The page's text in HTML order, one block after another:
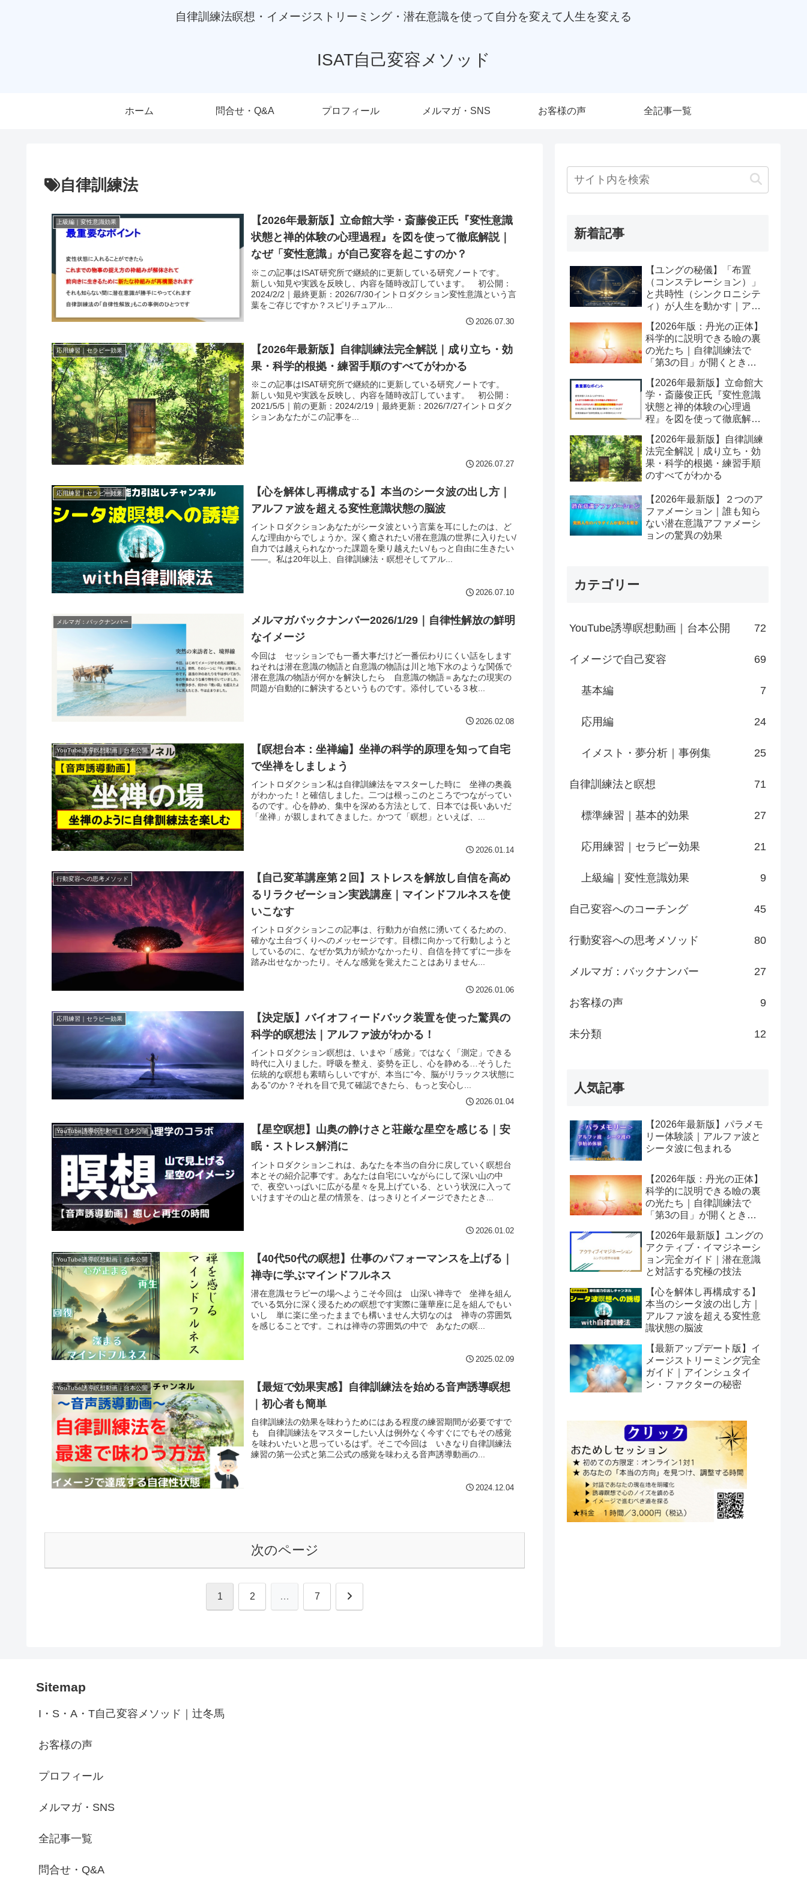
自律訓練法瞑想・イメージストリーミング・潜在意識を使って自分を変えて人生を変える
ISAT自己変容メソッド
ホーム 問合せ・Q&A プロフィール メルマガ・SNS お客様の声 全記事一覧
自律訓練法
上級編｜変性意識効果
【2026年最新版】立命館大学・斎藤俊正氏『変性意識
状態と禅的体験の心理過程』を図を使って徹底解説｜
なぜ「変性意識」が自己変容を起こすのか？
※この記事はISAT研究所で継続的に更新している研究ノートです。
新しい知見や実践を反映し、内容を随時改訂しています。 初公開：
2024/2/2｜最終更新：2026/7/30イントロダクション変性意識という言
葉をご存じですか？スピリチュアル...
2026.07.30
応用練習｜セラピー効果
【2026年最新版】自律訓練法完全解説｜成り立ち・効
果・科学的根拠・練習手順のすべてがわかる
※この記事はISAT研究所で継続的に更新している研究ノートです。
新しい知見や実践を反映し、内容を随時改訂しています。 初公開：
2021/5/5｜前の更新：2024/2/19｜最終更新：2026/7/27イントロダク
ションあなたがこの記事を...
2026.07.27
応用練習｜セラピー効果
【心を解体し再構成する】本当のシータ波の出し方｜
アルファ波を超える変性意識状態の脳波
イントロダクションあなたがシータ波という言葉を耳にしたのは、ど
んな理由からでしょうか。深く癒されたい/潜在意識の世界に入りたい/
自力では越えられなかった課題を乗り越えたい/もっと自由に生きたい
――。私は20年以上、自律訓練法・瞑想そしてアル...
2026.07.10
メルマガ：バックナンバー
メルマガバックナンバー2026/1/29｜自律性解放の鮮明
なイメージ
今回は セッションでも一番大事だけど一番伝わりにくい話をします
ねそれは潜在意識の物語と自意識の物語は川と地下水のような関係で
潜在意識の物語が何かを解決したら 自意識の物語＝あなたの現実の
問題が自動的に解決するというものです。添付している３枚...
2026.02.08
YouTube誘導瞑想動画｜台本公開
【瞑想台本：坐禅編】坐禅の科学的原理を知って自宅
で坐禅をしましょう
イントロダクション私は自律訓練法をマスターした時に 坐禅の奥義
がわかった！と確信しました。二つは根っこのところでつながってい
るのです。心を静め、集中を深める方法として、日本では長いあいだ
「坐禅」が親しまれてきました。かつて「瞑想」といえば、...
2026.01.14
行動変容への思考メソッド
【自己変革講座第２回】ストレスを解放し自信を高め
るリラクゼーション実践講座｜マインドフルネスを使
いこなす
イントロダクションこの記事は、行動力が自然に湧いてくるための、
確かな土台づくりへのメッセージです。目標に向かって行動しようと
しているのに、なぜか気力が続かなかったり、自信を持てずに一歩を
踏み出せなかったり。そんな感覚を覚えたことはありません...
2026.01.06
応用練習｜セラピー効果
【決定版】バイオフィードバック装置を使った驚異の
科学的瞑想法｜アルファ波がわかる！
イントロダクション瞑想は、いまや「感覚」ではなく「測定」できる
時代に入りました。呼吸を整え、姿勢を正し、心を静める…そうした
伝統的な瞑想も素晴らしいですが、本当に“今、脳がリラックス状態に
ある”のか？それを目で見て確認できたら、もっと安心し...
2026.01.04
YouTube誘導瞑想動画｜台本公開
【星空瞑想】山奥の静けさと荘厳な星空を感じる｜安
眠・ストレス解消に
イントロダクションこれは、あなたを本当の自分に戻していく瞑想台
本とその紹介記事です。あなたは自宅にいながらにして深い山の中
で、夜空いっぱいに広がる星々を見上げている、という状況に入って
いけますその山と星の情景を、はっきりとイメージできたとき...
2026.01.02
YouTube誘導瞑想動画｜台本公開
【40代50代の瞑想】仕事のパフォーマンスを上げる｜
禅寺に学ぶマインドフルネス
潜在意識セラピーの場へようこそ今回は 山深い禅寺で 坐禅を組ん
でいる気分に深く浸るための瞑想です実際に蓮華座に足を組んでもい
いし 単に楽に坐ったままでも構いません大切なのは 禅寺の雰囲気
を感じることです。これは禅寺の雰囲気の中で あなたの瞑...
2025.02.09
YouTube誘導瞑想動画｜台本公開
【最短で効果実感】自律訓練法を始める音声誘導瞑想
｜初心者も簡単
自律訓練法の効果を味わうためにはある程度の練習期間が必要ですで
も 自律訓練法をマスターしたい人は例外なく今すぐにでもその感覚
を味わいたいと思っているはず。そこで今回は いきなり自律訓練法
練習の第一公式と第二公式の感覚を味わえる音声誘導動画の...
2024.12.04
次のページ
1 2 … 7 次
新着記事
【ユングの秘儀】「布置
（コンステレーション）」
と共時性（シンクロニシテ
ィ）が人生を動かす｜アク
舞台
【2026年版：丹光の正体】
科学的に説明できる瞼の裏
の光たち｜自律訓練法で
「第3の目」が開くとき潜
【2026年最新版】立命館大
学・斎藤俊正氏『変性意識
状態と禅的体験の心理過
程』を図を使って徹底解説
変容を起こすのか？
【2026年最新版】自律訓練
法完全解説｜成り立ち・効
果・科学的根拠・練習手順
のすべてがわかる
【2026年最新版】２つのア
ファメーション｜誰も知ら
ない潜在意識アファメーシ
ョンの驚異の効果
カテゴリー
YouTube誘導瞑想動画｜台本公開 72
イメージで自己変容 69
基本編 7
応用編 24
イメスト・夢分析｜事例集 25
自律訓練法と瞑想 71
標準練習｜基本的効果 27
応用練習｜セラピー効果 21
上級編｜変性意識効果 9
自己変容へのコーチング 45
行動変容への思考メソッド 80
メルマガ：バックナンバー 27
お客様の声 9
未分類 12
人気記事
【2026年最新版】パラメモ
リー体験談｜アルファ波と
シータ波に包まれる
【2026年版：丹光の正体】
科学的に説明できる瞼の裏
の光たち｜自律訓練法で
「第3の目」が開くとき潜
【2026年最新版】ユングの
アクティブ・イマジネーシ
ョン完全ガイド｜潜在意識
と対話する究極の技法
【心を解体し再構成する】
本当のシータ波の出し方｜
アルファ波を超える変性意
識状態の脳波
【最新アップデート版】イ
メージストリーミング完全
ガイド｜アインシュタイ
ン・ファクターの秘密
Sitemap
I・S・A・T自己変容メソッド｜辻冬馬
お客様の声
プロフィール
メルマガ・SNS
全記事一覧
問合せ・Q&A